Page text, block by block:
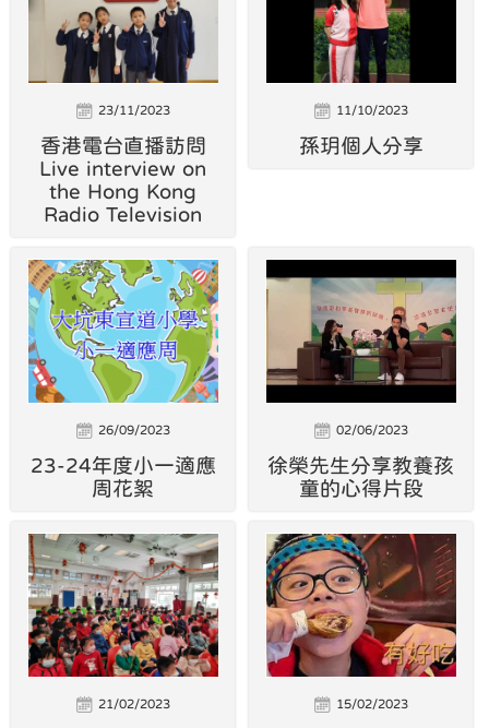
23/11/2023
香港電台直播訪問
Live interview on
the Hong Kong
Radio Television
11/10/2023
孫玥個人分享
26/09/2023
23-24年度小一適應
周花絮
02/06/2023
徐榮先生分享教養孩
童的心得片段
21/02/2023 15/02/2023